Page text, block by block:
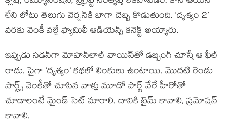
లేని లోటు తెలుగు వెర్షన్‌కి బాగా దెబ్బ కొడుతుంది. ‘దృశ్యం 2’
వరకు వెంకీ వల్లే ఫ్యామిలీ ఆడియెన్స్ కనెక్ట్ అయ్యారు.
ఇప్పుడు సడన్‌గా మోహన్‌లాల్ వాయిస్‌తో డబ్బింగ్ చూస్తే ఆ ఫీల్
రాదు. పైగా ‘దృశ్యం’ కథలో లింకులు ఉంటాయి. మొదటి రెండు
పార్ట్స్ వెంకీతో చూసిన వాళ్లు మూడో పార్ట్ వేరే హీరోతో
చూడాలంటే మైండ్ సెట్ మారాలి. దానికి టైమ్ కావాలి, ప్రమోషన్
కావాలి.